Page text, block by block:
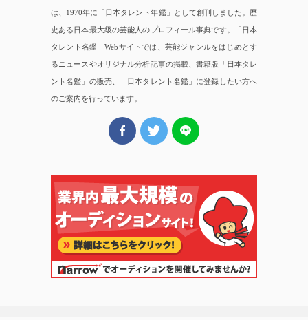
は、1970年に「日本タレント年鑑」として創刊しました。歴
史ある日本最大級の芸能人のプロフィール事典です。「日本
タレント名鑑」Webサイトでは、芸能ジャンルをはじめとす
るニュースやオリジナル分析記事の掲載、書籍版「日本タレ
ント名鑑」の販売、「日本タレント名鑑」に登録したい方へ
のご案内を行っています。